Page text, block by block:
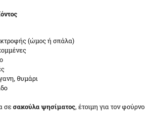
(ώμος ή σπάλα)
θυμάρι
σεσακούλα ψησίματος, έτοιμη για τον φούρνο